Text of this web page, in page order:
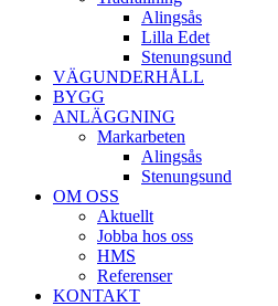
Alingsås
Lilla Edet
Stenungsund
VÄGUNDERHÅLL
BYGG
ANLÄGGNING
Markarbeten
Alingsås
Stenungsund
OM OSS
Aktuellt
Jobba hos oss
HMS
Referenser
KONTAKT